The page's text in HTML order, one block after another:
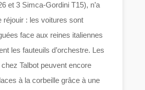
et 3 Simca-Gordini T15), n’a
réjouir : les voitures sont
face aux reines italiennes
les fauteuils d’orchestre. Les
Talbot peuvent encore
à la corbeille grâce à une